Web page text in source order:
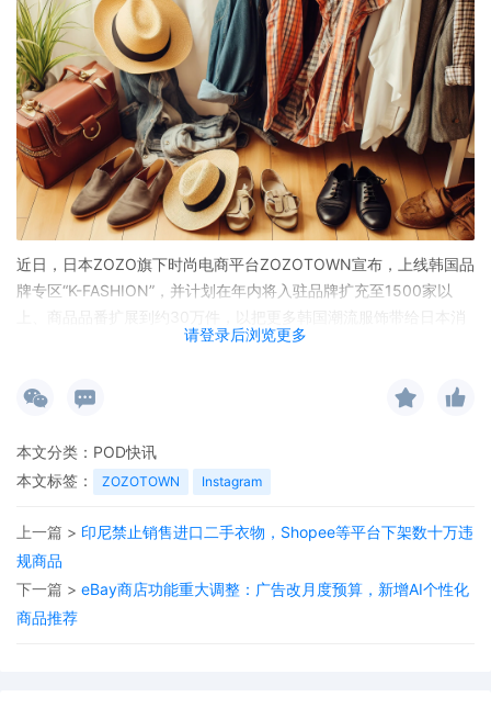
请登录后浏览更多
近日，日本ZOZO旗下时尚电商平台ZOZOTOWN宣布，上线韩国品
牌专区“K-FASHION”，并计划在年内将入驻品牌扩充至1500家以
上、商品品番扩展到约30万件，以把更多韩国潮流服饰带给日本消
本文分类： POD快讯
本文标签：
ZOZOTOWN Instagram
上一篇 > 印尼禁止销售进口二手衣物，Shopee等平台下架数十万违
规商品
下一篇 > eBay商店功能重大调整：广告改月度预算，新增AI个性化
商品推荐